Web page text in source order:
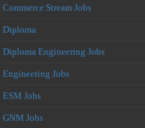
Commerce Stream Jobs
Diploma
Diploma Engineering Jobs
Engineering Jobs
ESM Jobs
GNM Jobs